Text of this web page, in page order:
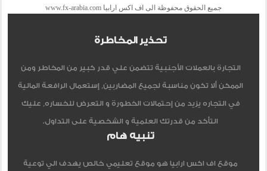
جميع الحقوق محفوظة الى اف اكس ارابيا www.fx-arabia.com
تحذير المخاطرة
التجارة بالعملات الأجنبية تتضمن علي قدر كبير من المخاطر ومن
الممكن ألا تكون مناسبة لجميع المضاربين, إستعمال الرافعة المالية
في التجاره يزيد من إحتمالات الخطورة و التعرض للخساره, عليك
التأكد من قدرتك العلمية و الشخصية على التداول.
تنبيه هام
موقع اف اكس ارابيا هو موقع تعليمي خالص يهدف الي توعية